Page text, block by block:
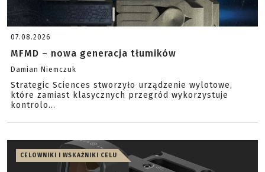
07.08.2026
MFMD – nowa generacja tłumików
Damian Niemczuk
Strategic Sciences stworzyło urządzenie wylotowe,
które zamiast klasycznych przegród wykorzystuje
kontrolo...
CELOWNIKI I WSKAŹNIKI CELU